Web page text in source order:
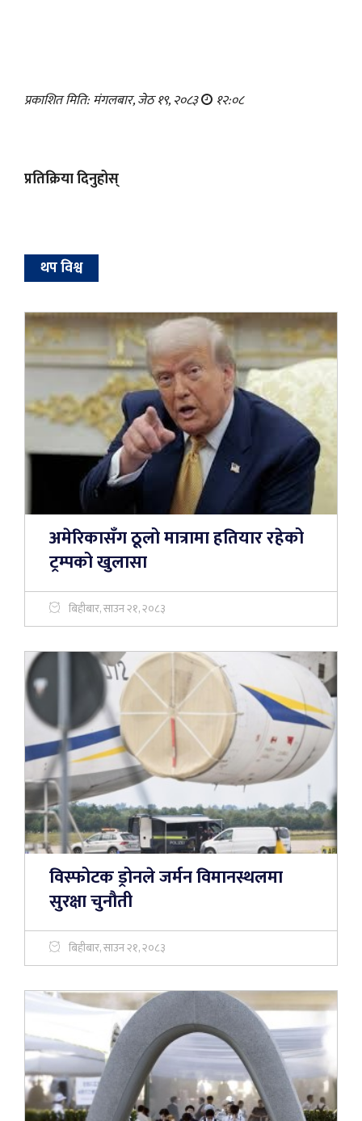
प्रकाशित मिति: मंगलबार, जेठ १९, २०८३ १२:०८
प्रतिक्रिया दिनुहोस्
थप विश्व
अमेरिकासँग ठूलो मात्रामा हतियार रहेको
ट्रम्पको खुलासा
बिहीबार, साउन २१, २०८३
विस्फोटक ड्रोनले जर्मन विमानस्थलमा
सुरक्षा चुनौती
बिहीबार, साउन २१, २०८३